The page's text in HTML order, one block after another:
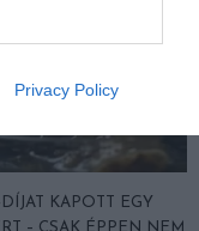
Privacy Policy
KAPOTT EGY
– CSAK ÉPPEN NEM